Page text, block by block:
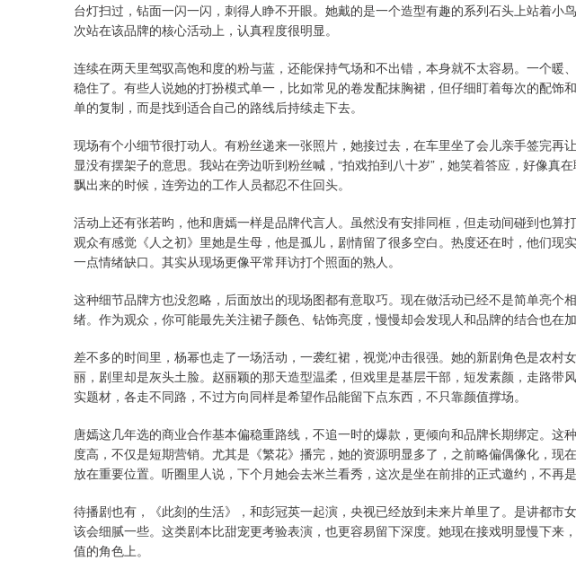
台灯扫过，钻面一闪一闪，刺得人睁不开眼。她戴的是一个造型有趣的系列石头上站着小
次站在该品牌的核心活动上，认真程度很明显。
连续在两天里驾驭高饱和度的粉与蓝，还能保持气场和不出错，本身就不太容易。一个暖
稳住了。有些人说她的打扮模式单一，比如常见的卷发配抹胸裙，但仔细盯着每次的配饰
单的复制，而是找到适合自己的路线后持续走下去。
现场有个小细节很打动人。有粉丝递来一张照片，她接过去，在车里坐了会儿亲手签完再
显没有摆架子的意思。我站在旁边听到粉丝喊，“拍戏拍到八十岁”，她笑着答应，好像真
飘出来的时候，连旁边的工作人员都忍不住回头。
活动上还有张若昀，他和唐嫣一样是品牌代言人。虽然没有安排同框，但走动间碰到也算
观众有感觉《人之初》里她是生母，他是孤儿，剧情留了很多空白。热度还在时，他们现
一点情绪缺口。其实从现场更像平常拜访打个照面的熟人。
这种细节品牌方也没忽略，后面放出的现场图都有意取巧。现在做活动已经不是简单亮个
绪。作为观众，你可能最先关注裙子颜色、钻饰亮度，慢慢却会发现人和品牌的结合也在加
差不多的时间里，杨幂也走了一场活动，一袭红裙，视觉冲击很强。她的新剧角色是农村
丽，剧里却是灰头土脸。赵丽颖的那天造型温柔，但戏里是基层干部，短发素颜，走路带
实题材，各走不同路，不过方向同样是希望作品能留下点东西，不只靠颜值撑场。
唐嫣这几年选的商业合作基本偏稳重路线，不追一时的爆款，更倾向和品牌长期绑定。这
度高，不仅是短期营销。尤其是《繁花》播完，她的资源明显多了，之前略偏偶像化，现
放在重要位置。听圈里人说，下个月她会去米兰看秀，这次是坐在前排的正式邀约，不再是
待播剧也有，《此刻的生活》，和彭冠英一起演，央视已经放到未来片单里了。是讲都市
该会细腻一些。这类剧本比甜宠更考验表演，也更容易留下深度。她现在接戏明显慢下来
值的角色上。